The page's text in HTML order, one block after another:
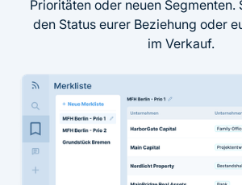
Prioritäten oder neuen Segmenten.
den Status eurer Beziehung oder
im Verkauf.